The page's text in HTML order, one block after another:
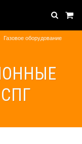
Газовое оборудование